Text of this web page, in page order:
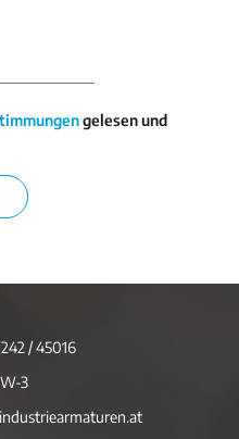
gelesen und
/ 45016
3